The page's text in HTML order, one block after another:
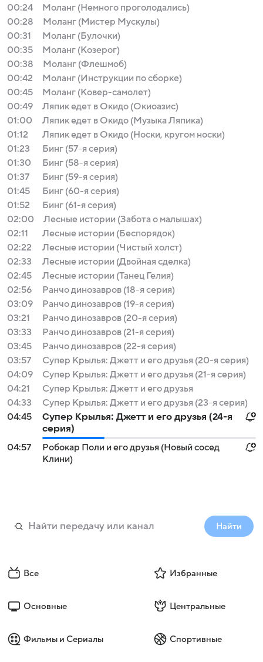
00:24
Моланг (Немного проголодались)
00:28
Моланг (Мистер Мускулы)
00:31
Моланг (Булочки)
00:35
Моланг (Козерог)
00:38
Моланг (Флешмоб)
00:42
Моланг (Инструкции по сборке)
00:45
Моланг (Ковер-самолет)
00:49
Ляпик едет в Окидо (Окиоазис)
01:00
Ляпик едет в Окидо (Музыка Ляпика)
01:12
Ляпик едет в Окидо (Носки, кругом носки)
01:23
Бинг (57-я серия)
01:30
Бинг (58-я серия)
01:37
Бинг (59-я серия)
01:45
Бинг (60-я серия)
01:52
Бинг (61-я серия)
02:00
Лесные истории (Забота о малышах)
02:11
Лесные истории (Беспорядок)
02:22
Лесные истории (Чистый холст)
02:33
Лесные истории (Двойная сделка)
02:45
Лесные истории (Танец Гелия)
02:56
Ранчо динозавров (18-я серия)
03:09
Ранчо динозавров (19-я серия)
03:21
Ранчо динозавров (20-я серия)
03:33
Ранчо динозавров (21-я серия)
03:45
Ранчо динозавров (22-я серия)
03:57
Супер Крылья: Джетт и его друзья (20-я серия)
04:09
Супер Крылья: Джетт и его друзья (21-я серия)
04:21
Супер Крылья: Джетт и его друзья
04:33
Супер Крылья: Джетт и его друзья (23-я серия)
04:45
Супер Крылья: Джетт и его друзья (24-я
серия)
04:57
Робокар Поли и его друзья (Новый сосед
Клини)
Найти
Все Избранные
Основные Центральные
Фильмы и Сериалы Спортивные